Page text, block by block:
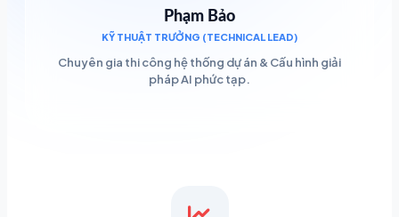
Phạm Bảo
KỸ THUẬT TRƯỞNG (TECHNICAL LEAD)
Chuyên gia thi công hệ thống dự án & Cấu hình giải
pháp AI phức tạp.